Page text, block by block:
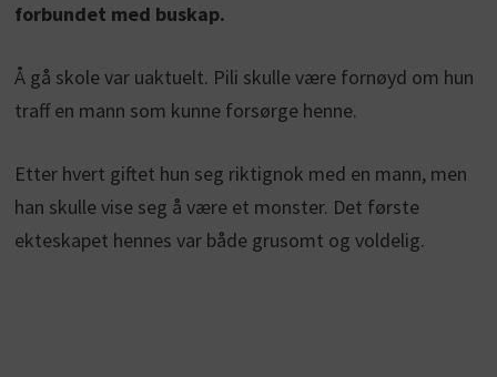
forbundet med buskap.
Å gå skole var uaktuelt. Pili skulle være fornøyd om hun
traff en mann som kunne forsørge henne.
Etter hvert giftet hun seg riktignok med en mann, men
han skulle vise seg å være et monster. Det første
ekteskapet hennes var både grusomt og voldelig.